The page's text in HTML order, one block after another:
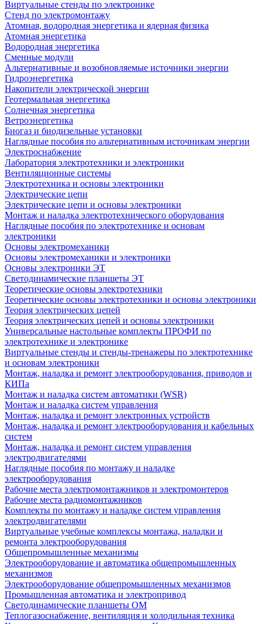
Виртуальные стенды по электронике
Стенд по электромонтажу
Атомная, водородная энергетика и ядерная физика
Атомная энергетика
Водородная энергетика
Сменные модули
Альтернативные и возобновляемые источники энергии
Гидроэнергетика
Накопители электрической энергии
Геотермальная энергетика
Солнечная энергетика
Ветроэнергетика
Биогаз и биодизельные установки
Наглядные пособия по альтернативным источникам энергии
Электроснабжение
Лаборатория электротехники и электроники
Вентиляционные системы
Электротехника и основы электроники
Электрические цепи
Электрические цепи и основы электроники
Монтаж и наладка электротехнического оборудования
Наглядные пособия по электротехнике и основам
электроники
Основы электромеханики
Основы электромеханики и электроники
Основы электроники ЭТ
Светодинамические планшеты ЭТ
Теоретические основы электротехники
Теоретические основы электротехники и основы электроники
Теория электрических цепей
Теория электрических цепей и основы электроники
Универсальные настольные комплекты ПРОФИ по
электротехнике и электронике
Виртуальные стенды и стенды-тренажеры по электротехнике
и основам электроники
Монтаж, наладка и ремонт электрооборудования, приводов и
КИПа
Монтаж и наладка систем автоматики (WSR)
Монтаж и наладка систем управления
Монтаж, наладка и ремонт электронных устройств
Монтаж, наладка и ремонт электрооборудования и кабельных
систем
Монтаж, наладка и ремонт систем управления
электродвигателями
Наглядные пособия по монтажу и наладке
электрооборудования
Рабочие места электромонтажников и электромонтеров
Рабочие места радиомонтажников
Комплекты по монтажу и наладке систем управления
электродвигателями
Виртуальные учебные комплексы монтажа, наладки и
ремонта электрооборудования
Общепромышленные механизмы
Электрооборудование и автоматика общепромышленных
механизмов
Электрооборудование общепромышленных механизмов
Промышленная автоматика и электропривод
Светодинамические планшеты ОМ
Теплогазоснабжение, вентиляция и холодильная техника